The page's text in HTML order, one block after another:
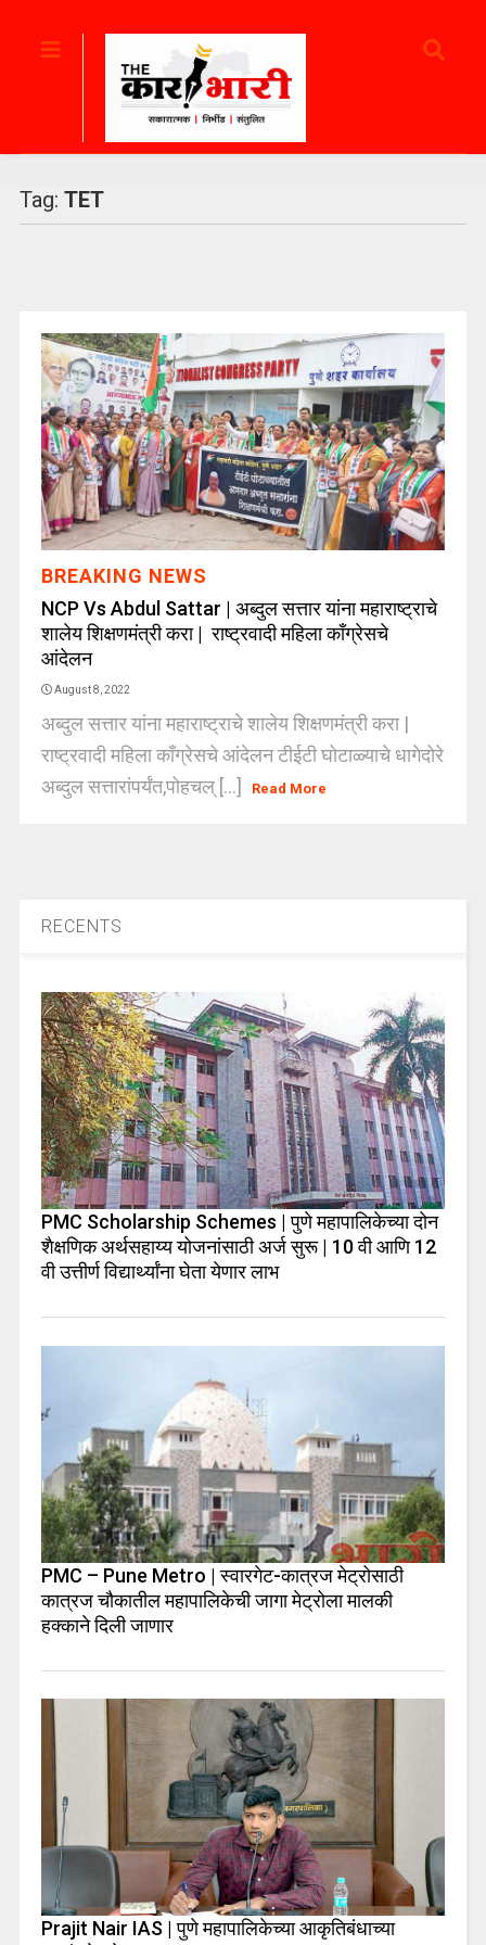
Tag: TET
BREAKING NEWS
NCP Vs Abdul Sattar | अब्दुल सत्तार यांना महाराष्ट्राचे
शालेय शिक्षणमंत्री करा | राष्ट्रवादी महिला काँग्रेसचे
आंदेलन
August 8, 2022
अब्दुल सत्तार यांना महाराष्ट्राचे शालेय शिक्षणमंत्री करा |
राष्ट्रवादी महिला काँग्रेसचे आंदेलन टीईटी घोटाळ्याचे धागेदोरे
अब्दुल सत्तारांपर्यंत,पोहचल् [...]
Read More
RECENTS
PMC Scholarship Schemes | पुणे महापालिकेच्या दोन
शैक्षणिक अर्थसहाय्य योजनांसाठी अर्ज सुरू | 10 वी आणि 12
वी उत्तीर्ण विद्यार्थ्यांना घेता येणार लाभ
PMC – Pune Metro | स्वारगेट-कात्रज मेट्रोसाठी
कात्रज चौकातील महापालिकेची जागा मेट्रोला मालकी
हक्काने दिली जाणार
Prajit Nair IAS | पुणे महापालिकेच्या आकृतिबंधाच्या